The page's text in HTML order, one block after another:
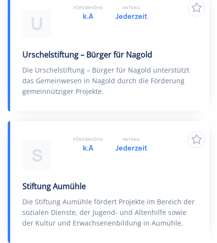
U
Urschelstiftung – Bürger für Nagold
Die Urschelstiftung – Bürger für Nagold unterstützt
das Gemeinwesen in Nagold durch die Förderung
gemeinnütziger Projekte.
FÖRDERHÖHE
k.A
ANTRAG
Jederzeit
S
Stiftung Aumühle
Die Stiftung Aumühle fördert Projekte im Bereich der
sozialen Dienste, der Jugend- und Altenhilfe sowie
der Kultur und Erwachsenenbildung in Aumühle.
FÖRDERHÖHE
k.A
ANTRAG
Jederzeit